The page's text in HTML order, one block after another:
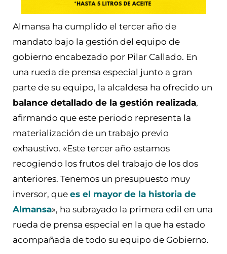
Almansa ha cumplido el tercer año de
mandato bajo la gestión del equipo de
gobierno encabezado por Pilar Callado. En
una rueda de prensa especial junto a gran
parte de su equipo, la alcaldesa ha ofrecido un
balance detallado de la gestión realizada,
afirmando que este periodo representa la
materialización de un trabajo previo
exhaustivo. «Este tercer año estamos
recogiendo los frutos del trabajo de los dos
anteriores. Tenemos un presupuesto muy
inversor, que es el mayor de la historia de
Almansa», ha subrayado la primera edil en una
rueda de prensa especial en la que ha estado
acompañada de todo su equipo de Gobierno.